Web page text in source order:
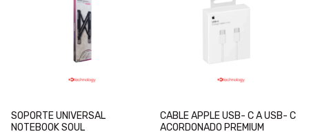
SOPORTE UNIVERSAL
NOTEBOOK SOUL
CABLE APPLE USB- C A USB- C
ACORDONADO PREMIUM